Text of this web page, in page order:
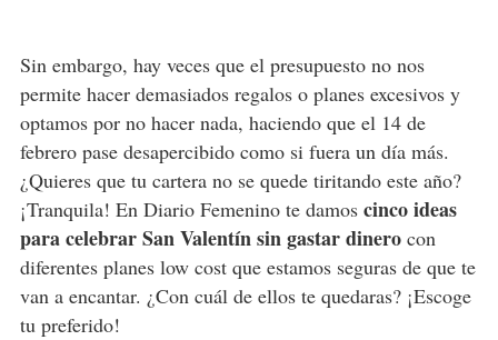
Sin embargo, hay veces que el presupuesto no nos
permite hacer demasiados regalos o planes excesivos y
optamos por no hacer nada, haciendo que el 14 de
febrero pase desapercibido como si fuera un día más.
¿Quieres que tu cartera no se quede tiritando este año?
¡Tranquila! En Diario Femenino te damos cinco ideas
para celebrar San Valentín sin gastar dinerocon
diferentes planes low cost que estamos seguras de que te
van a encantar. ¿Con cuál de ellos te quedaras? ¡Escoge
tu preferido!